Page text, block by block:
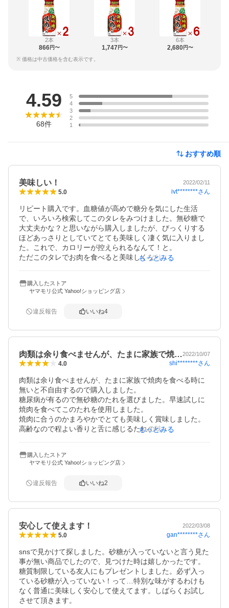
2本
866円〜
3本
1,747円〜
6本
2,680円〜
※ 価格は中古価格を含む表示です。
4.59
68件
5
4
3
2
1
おすすめ順
美味しい！ 2022/02/11
5.0 ivt********さん
リピート購入です。血糖値が高めで糖分を気にした生活
で、いろいろ検索してこのタレをみつけました。無砂糖で
大丈夫かな？と思いながら購入しましたが、びっくりする
ほどあっさりとしていてとても美味しく凄く気に入りまし
た。これで、カロリーが控えられるなんて！と。
ただこのタレでお肉を食べると美味しくなりすぎて食べ過
ありますが...
もう残り5本です。あっ、お肉だけでなくごぼうや人参等の
す。送料がもう少し優しかったらいいですけど。
もっとみる
購入したストア
ヤマモリ公式 Yahoo!ショッピング店
違反報告 いいね4
肉類は余り食べませんが、たまに家族で焼…2022/10/07
4.0 shi********さん
肉類は余り食べませんが、たまに家族で焼肉を食べる時に
無いと不自由するので購入しました。
糖尿病が有るので無砂糖のたれを選びました。早速試しに
焼肉を食べてこのたれを使用しました。
焼肉に合うのかまろやかでとても美味しく賞味しました。
高齢なので程よい香りと舌に感じるたれの味がとても良か
購入して良かったと思っています
もっとみる
購入したストア
ヤマモリ公式 Yahoo!ショッピング店
違反報告 いいね2
安心して使えます！ 2022/03/08
5.0 gan********さん
snsで見かけて探しました。砂糖が入っていないと言う見た
事が無い商品でしたので、見つけた時は嬉しかったです。
糖質制限している友人にもプレゼントしました。必ず入っ
ている砂糖が入っていない！って…特別な味がするわけも
なく普通に美味しく安心して使えてます。しばらくお試し
させて頂きます。